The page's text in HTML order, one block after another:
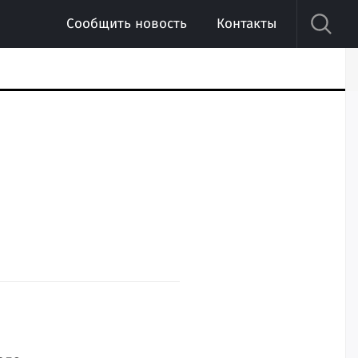
Сообщить новость Контакты